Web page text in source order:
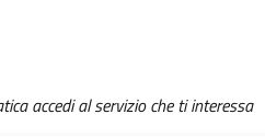
accedi al servizio che ti interessa